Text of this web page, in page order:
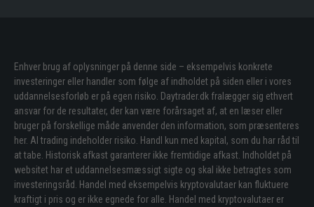
Enhver brug af oplysninger på denne side – eksempelvis konkrete
investeringer eller handler som følge af indholdet på siden eller i vores
uddannelsesforløb er på egen risiko. Daytrader.dk fralægger sig ethvert
ansvar for de resultater, der kan være forårsaget af, at en læser eller
bruger på forskellige måde anvender den information, som præsenteres
her. Al trading indeholder risiko. Handl kun med kapital, som du har råd til
at tabe. Historisk afkast garanterer ikke fremtidige afkast. Indholdet på
websitet har et uddannelsesmæssigt sigte og skal ikke betragtes som
investeringsråd. Handel med eksempelvis kryptovalutaer kan fluktuere
kraftigt i pris og er ikke egnede for alle. Handel med kryptovalutaer er